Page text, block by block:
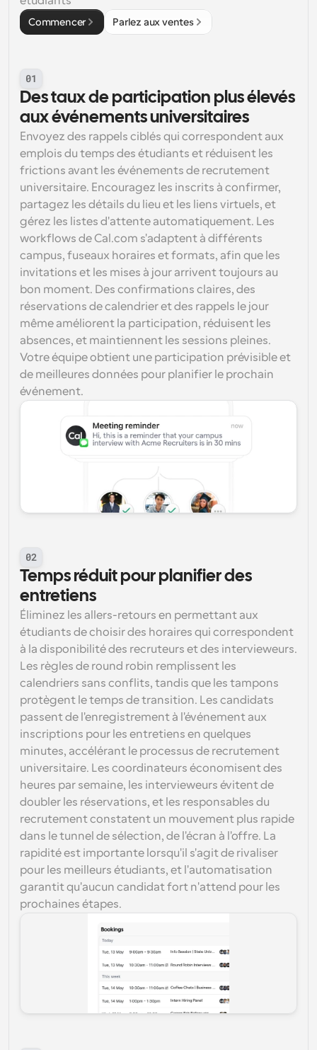
Commencer Parlez aux ventes
01
Des taux de participation plus élevés
aux événements universitaires
Envoyez des rappels ciblés qui correspondent aux
emplois du temps des étudiants et réduisent les
frictions avant les événements de recrutement
universitaire. Encouragez les inscrits à confirmer,
partagez les détails du lieu et les liens virtuels, et
gérez les listes d'attente automatiquement. Les
workflows de Cal.com s'adaptent à différents
campus, fuseaux horaires et formats, afin que les
invitations et les mises à jour arrivent toujours au
bon moment. Des confirmations claires, des
réservations de calendrier et des rappels le jour
même améliorent la participation, réduisent les
absences, et maintiennent les sessions pleines.
Votre équipe obtient une participation prévisible et
de meilleures données pour planifier le prochain
événement.
02
Temps réduit pour planifier des
entretiens
Éliminez les allers-retours en permettant aux
étudiants de choisir des horaires qui correspondent
à la disponibilité des recruteurs et des intervieweurs.
Les règles de round robin remplissent les
calendriers sans conflits, tandis que les tampons
protègent le temps de transition. Les candidats
passent de l'enregistrement à l'événement aux
inscriptions pour les entretiens en quelques
minutes, accélérant le processus de recrutement
universitaire. Les coordinateurs économisent des
heures par semaine, les intervieweurs évitent de
doubler les réservations, et les responsables du
recrutement constatent un mouvement plus rapide
dans le tunnel de sélection, de l'écran à l'offre. La
rapidité est importante lorsqu'il s'agit de rivaliser
pour les meilleurs étudiants, et l'automatisation
garantit qu'aucun candidat fort n'attend pour les
prochaines étapes.